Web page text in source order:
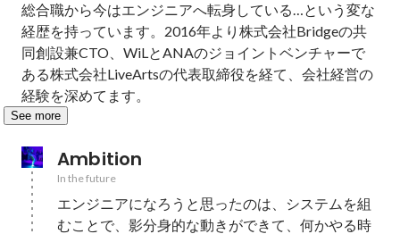
総合職から今はエンジニアへ転身している…という変な
経歴を持っています。2016年より株式会社Bridgeの共
同創設兼CTO、WiLとANAのジョイントベンチャーで
ある株式会社LiveArtsの代表取締役を経て、会社経営の
経験を深めてます。
See more
Ambition
In the future
エンジニアになろうと思ったのは、システムを組
むことで、影分身的な動きができて、何かやる時